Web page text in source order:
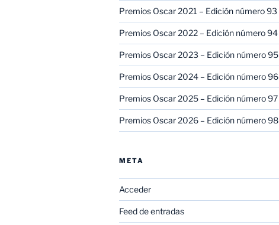
Premios Oscar 2021 – Edición número 93
Premios Oscar 2022 – Edición número 94
Premios Oscar 2023 – Edición número 95
Premios Oscar 2024 – Edición número 96
Premios Oscar 2025 – Edición número 97
Premios Oscar 2026 – Edición número 98
META
Acceder
Feed de entradas